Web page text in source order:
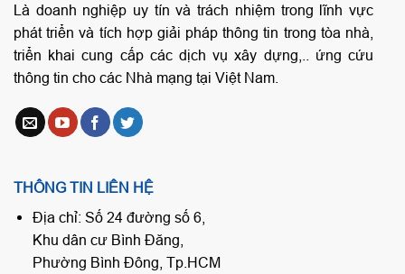
Là doanh nghiệp uy tín và trách nhiệm trong lĩnh vực
phát triển và tích hợp giải pháp thông tin trong tòa nhà,
triển khai cung cấp các dịch vụ xây dựng,.. ứng cứu
thông tin cho các Nhà mạng tại Việt Nam.
THÔNG TIN LIÊN HỆ
Địa chỉ: Số 24 đường số 6,
Khu dân cư Bình Đăng,
Phường Bình Đông, Tp.HCM